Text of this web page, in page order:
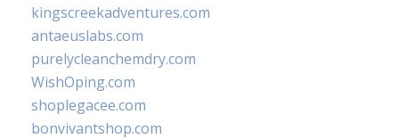
kingscreekadventures.com
antaeuslabs.com
purelycleanchemdry.com
WishOping.com
shoplegacee.com
bonvivantshop.com